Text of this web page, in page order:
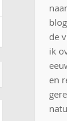
de
ik
en